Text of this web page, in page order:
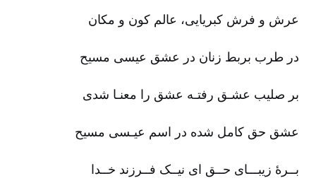
عرش و فرش کبریایی‌، عالم کون و مکان
در طرب بربط زنان در عشق عیسی مسیح‌
بر صلیب عشـق رفتـه عشق را معنـا شدی
عشق حق کامل شده در اسم عیـسی مسیح‌
بــرۀ زیبـــای حــق ای نیــک فــرزند خــدا